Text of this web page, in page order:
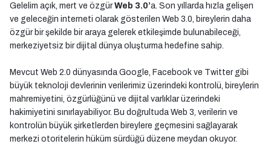
Gelelim açık, mert ve özgürWeb 3.0’a. Son yıllarda hızla gelişen
ve geleceğin interneti olarak gösterilen Web 3.0, bireylerin daha
özgür bir şekilde bir araya gelerek etkileşimde bulunabileceği,
merkeziyetsiz bir dijital dünya oluşturma hedefine sahip.
Mevcut Web 2.0 dünyasında Google, Facebook ve Twitter gibi
büyük teknoloji devlerinin verilerimiz üzerindeki kontrolü, bireylerin
mahremiyetini, özgürlüğünü ve dijital varlıklar üzerindeki
hakimiyetini sınırlayabiliyor. Bu doğrultuda Web 3, verilerin ve
kontrolün büyük şirketlerden bireylere geçmesini sağlayarak
merkezi otoritelerin hüküm sürdüğü düzene meydan okuyor.